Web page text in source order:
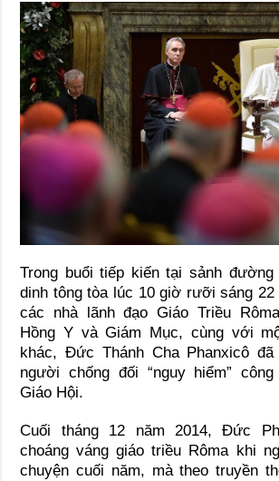
Trong buổi tiếp kiến tại sảnh đường
dinh tông tòa lúc 10 giờ rưỡi sáng
các nhà lãnh đạo Giáo Triều
Hồng Y và Giám Mục, cùng với
khác, Đức Thánh Cha Phanxicô
người chống đối “nguy hiểm”
Giáo Hội.
Cuối tháng 12 năm 2014, Đức
choáng váng giáo triều Rôma khi
chuyện cuối năm, mà theo truyền